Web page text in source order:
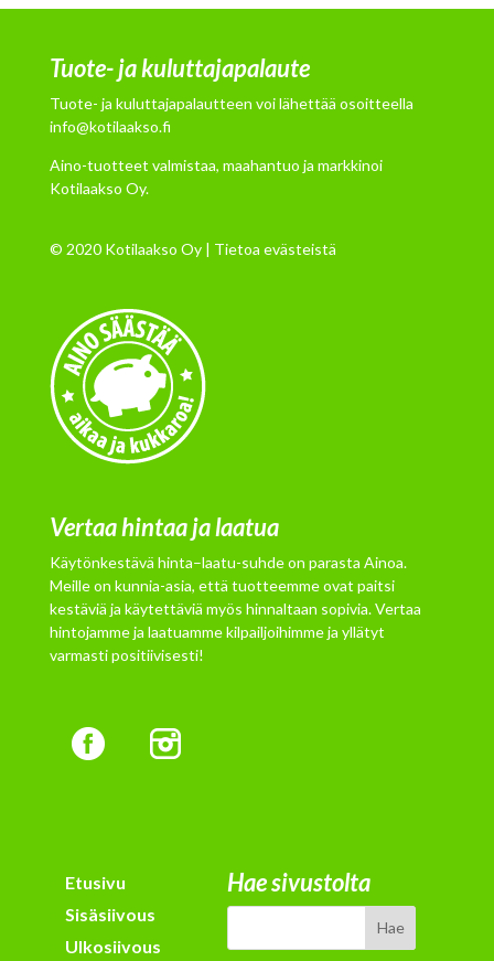
Tuote- ja kuluttajapalaute
Tuote- ja kuluttajapalautteen voi lähettää osoitteella
info@kotilaakso.fi
Aino-tuotteet valmistaa, maahantuo ja markkinoi
Kotilaakso Oy.
© 2020 Kotilaakso Oy | Tietoa evästeistä
Vertaa hintaa ja laatua
Käytönkestävä hinta–laatu-suhde on parasta Ainoa.
Meille on kunnia-asia, että tuotteemme ovat paitsi
kestäviä ja käytettäviä myös hinnaltaan sopivia. Vertaa
hintojamme ja laatuamme kilpailjoihimme ja yllätyt
varmasti positiivisesti!
Etusivu
Sisäsiivous
Ulkosiivous
Hae sivustolta